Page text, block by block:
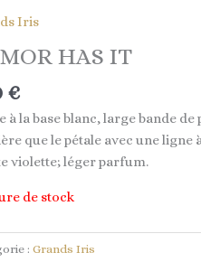
Iris
HAS IT
€
à la base blanc, large bande
que le pétale avec une
violette; léger parfum.
de stock
: Grands Iris